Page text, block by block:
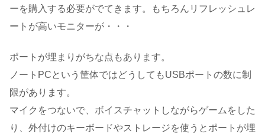
ーを購入する必要がでてきます。もちろんリフレッシュレ
ートが高いモニターが・・・
ポートが埋まりがちな点もあります。
ノートPCという筐体ではどうしてもUSBポートの数に制
限があります。
マイクをつないで、ボイスチャットしながらゲームをした
り、外付けのキーボードやストレージを使うとポートが埋